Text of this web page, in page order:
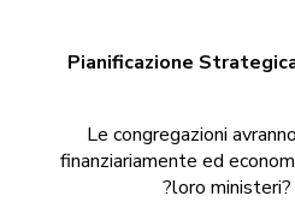
Pianificazione
Le congregazioni
finanziariamente ed
loro ministeri?